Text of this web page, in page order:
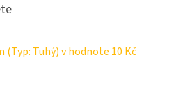
(Typ: Tuhý)v hodnote 10 Kč